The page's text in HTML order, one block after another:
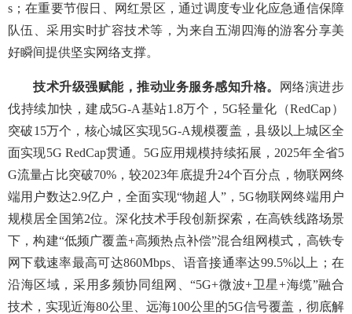
s；在重要节假日、网红景区，通过调度专业化应急通信保障
队伍、采用实时扩容技术等，为来自五湖四海的游客分享美
好瞬间提供坚实网络支撑。
技术升级强赋能，推动业务服务感知升格。
网络演进步
伐持续加快，建成5G-A基站1.8万个，5G轻量化（RedCap）
突破15万个，核心城区实现5G-A规模覆盖，县级以上城区全
面实现5G RedCap贯通。5G应用规模持续拓展，2025年全省5
G流量占比突破70%，较2023年底提升24个百分点，物联网终
端用户数达2.9亿户，全面实现“物超人”，5G物联网终端用户
规模居全国第2位。深化技术手段创新探索，在高铁线路场景
下，构建“低频广覆盖+高频热点补偿”混合组网模式，高铁专
网下载速率最高可达860Mbps、语音接通率达99.5%以上；在
沿海区域，采用多频协同组网、“5G+微波+卫星+海缆”融合
技术，实现近海80公里、远海100公里的5G信号覆盖，彻底解